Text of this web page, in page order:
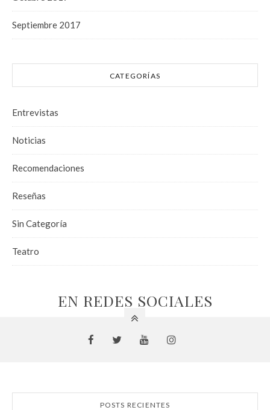
Septiembre 2017
CATEGORÍAS
Entrevistas
Noticias
Recomendaciones
Reseñas
Sin Categoría
Teatro
EN REDES SOCIALES
POSTS RECIENTES